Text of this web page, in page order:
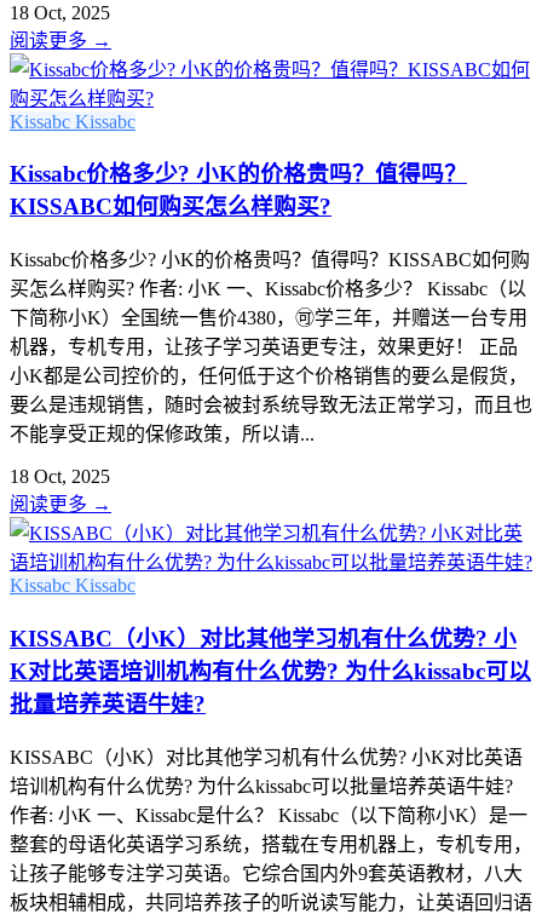
18 Oct, 2025
阅读更多 →
Kissabc Kissabc
Kissabc价格多少? 小K的价格贵吗？值得吗？
KISSABC如何购买怎么样购买?
Kissabc价格多少? 小K的价格贵吗？值得吗？KISSABC如何购
买怎么样购买? 作者: 小K 一、Kissabc价格多少？ Kissabc（以
下简称小K）全国统一售价4380，🉑学三年，并赠送一台专用
机器，专机专用，让孩子学习英语更专注，效果更好！ 正品
小K都是公司控价的，任何低于这个价格销售的要么是假货，
要么是违规销售，随时会被封系统导致无法正常学习，而且也
不能享受正规的保修政策，所以请...
18 Oct, 2025
阅读更多 →
Kissabc Kissabc
KISSABC（小K）对比其他学习机有什么优势? 小
K对比英语培训机构有什么优势? 为什么kissabc可以
批量培养英语牛娃?
KISSABC（小K）对比其他学习机有什么优势? 小K对比英语
培训机构有什么优势? 为什么kissabc可以批量培养英语牛娃?
作者: 小K 一、Kissabc是什么？ Kissabc（以下简称小K）是一
整套的母语化英语学习系统，搭载在专用机器上，专机专用，
让孩子能够专注学习英语。它综合国内外9套英语教材，八大
板块相辅相成，共同培养孩子的听说读写能力，让英语回归语